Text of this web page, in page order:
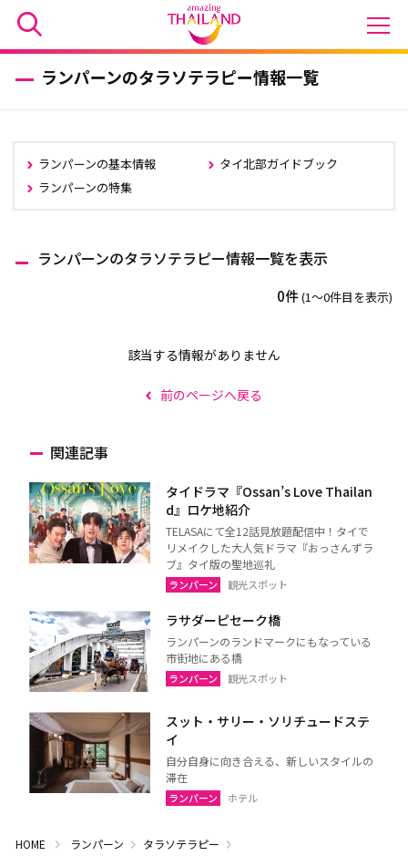
ランパーンのタラソテラピー情報一覧
ランパーンの基本情報
タイ北部ガイドブック
ランパーンの特集
ランパーンのタラソテラピー情報一覧を表示
0件(1〜0件目を表示)
該当する情報がありません
前のページへ戻る
関連記事
タイドラマ『Ossan’s Love Thailan
d』ロケ地紹介
TELASAにて全12話見放題配信中！タイで
リメイクした大人気ドラマ『おっさんずラ
ブ』タイ版の聖地巡礼
ランパーン 観光スポット
ラサダーピセーク橋
ランパーンのランドマークにもなっている
市街地にある橋
ランパーン 観光スポット
スット・サリー・ソリチュードステ
イ
自分自身に向き合える、新しいスタイルの
滞在
ランパーン ホテル
HOME ランパーン
タラソテラピー